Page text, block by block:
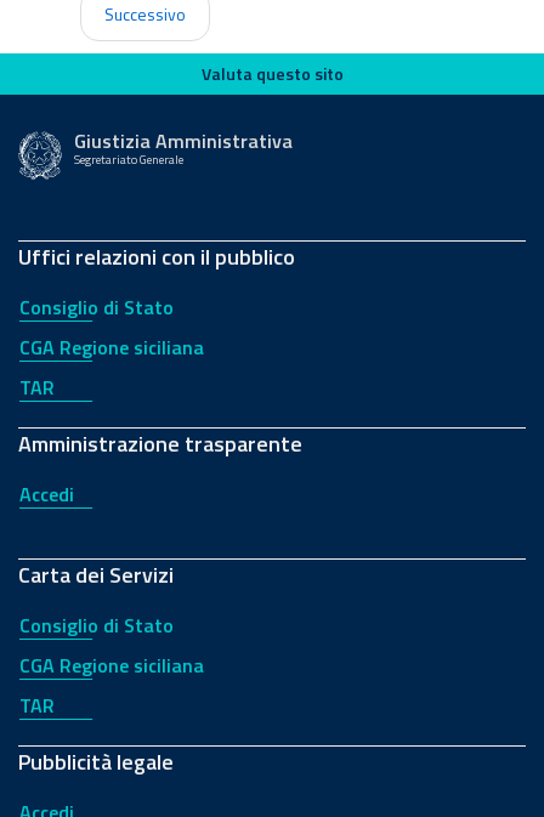
Successivo
Valuta questo sito
Valuta questo sito
Giustizia Amministrativa
Segretariato Generale
Uffici relazioni con il pubblico
Consiglio di Stato
CGA Regione siciliana
TAR
Amministrazione trasparente
Accedi
Carta dei Servizi
Consiglio di Stato
CGA Regione siciliana
TAR
Pubblicità legale